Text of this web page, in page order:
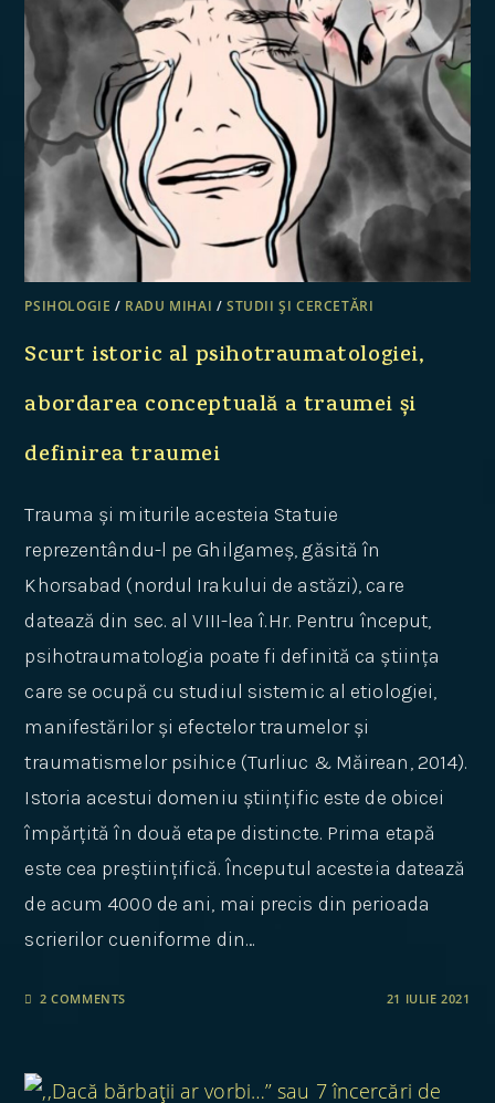
PSIHOLOGIE / RADU MIHAI /STUDII ȘI CERCETĂRI
Scurt istoric al psihotraumatologiei,
abordarea conceptuală a traumei și
definirea traumei
Trauma și miturile acesteia Statuie
reprezentându-l pe Ghilgameș, găsită în
Khorsabad (nordul Irakului de astăzi), care
datează din sec. al VIII-lea î.Hr. Pentru început,
psihotraumatologia poate fi definită ca știința
care se ocupă cu studiul sistemic al etiologiei,
manifestărilor și efectelor traumelor și
traumatismelor psihice (Turliuc & Măirean, 2014).
Istoria acestui domeniu științific este de obicei
împărțită în două etape distincte. Prima etapă
este cea preștiințifică. Începutul acesteia datează
de acum 4000 de ani, mai precis din perioada
scrierilor cueniforme din…
2 COMMENTS 21 IULIE 2021